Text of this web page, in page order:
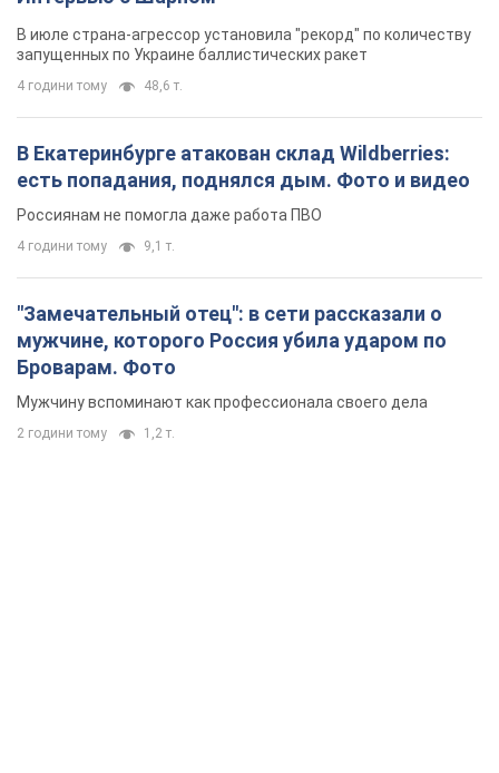
В июле страна-агрессор установила "рекорд" по количеству
запущенных по Украине баллистических ракет
4 години тому 48,6 т.
В Екатеринбурге атакован склад Wildberries:
есть попадания, поднялся дым. Фото и видео
Россиянам не помогла даже работа ПВО
4 години тому 9,1 т.
"Замечательный отец": в сети рассказали о
мужчине, которого Россия убила ударом по
Броварам. Фото
Мужчину вспоминают как профессионала своего дела
2 години тому 1,2 т.